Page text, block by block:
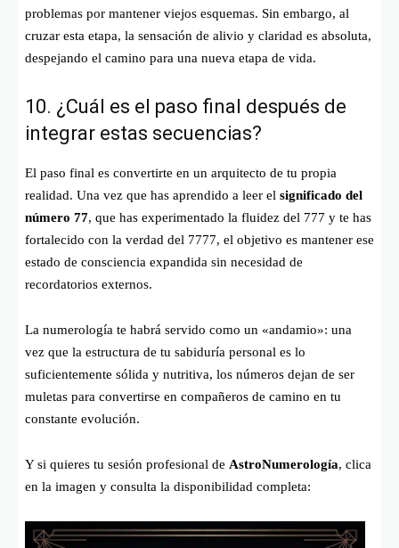
problemas por mantener viejos esquemas. Sin embargo, al
cruzar esta etapa, la sensación de alivio y claridad es absoluta,
despejando el camino para una nueva etapa de vida.
10. ¿Cuál es el paso final después de
integrar estas secuencias?
El paso final es convertirte en un arquitecto de tu propia
realidad. Una vez que has aprendido a leer el significado del
número 77, que has experimentado la fluidez del 777 y te has
fortalecido con la verdad del 7777, el objetivo es mantener ese
estado de consciencia expandida sin necesidad de
recordatorios externos.
La numerología te habrá servido como un «andamio»: una
vez que la estructura de tu sabiduría personal es lo
suficientemente sólida y nutritiva, los números dejan de ser
muletas para convertirse en compañeros de camino en tu
constante evolución.
Y si quieres tu sesión profesional de AstroNumerología, clica
en la imagen y consulta la disponibilidad completa: